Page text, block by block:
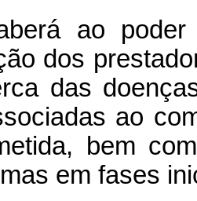
ao
dos
das
ao
bem
em fases